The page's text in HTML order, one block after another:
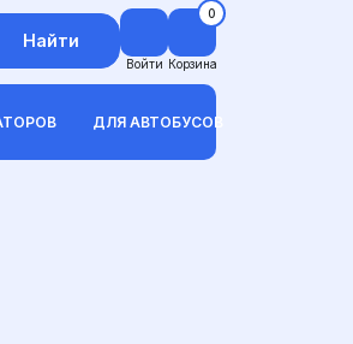
Найти
Войти
0
Корзина
ДЛЯ АВТОБУСОВ